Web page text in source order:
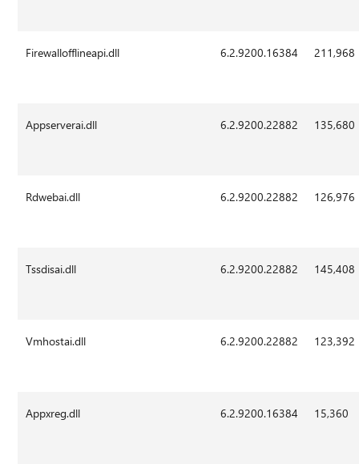
Firewallofflineapi.dll 6.2.9200.16384 211,968
Appserverai.dll 6.2.9200.22882 135,680
Rdwebai.dll 6.2.9200.22882 126,976
Tssdisai.dll 6.2.9200.22882 145,408
Vmhostai.dll 6.2.9200.22882 123,392
Appxreg.dll 6.2.9200.16384 15,360